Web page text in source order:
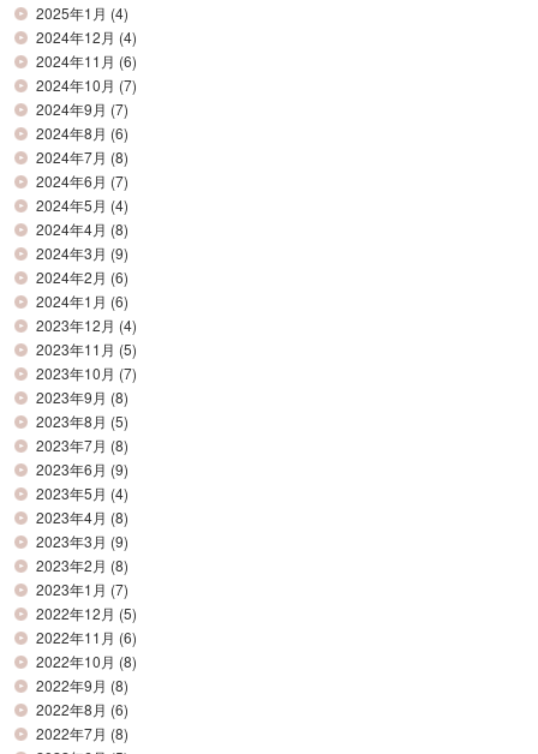
2025年1月 (4)
2024年12月 (4)
2024年11月 (6)
2024年10月 (7)
2024年9月 (7)
2024年8月 (6)
2024年7月 (8)
2024年6月 (7)
2024年5月 (4)
2024年4月 (8)
2024年3月 (9)
2024年2月 (6)
2024年1月 (6)
2023年12月 (4)
2023年11月 (5)
2023年10月 (7)
2023年9月 (8)
2023年8月 (5)
2023年7月 (8)
2023年6月 (9)
2023年5月 (4)
2023年4月 (8)
2023年3月 (9)
2023年2月 (8)
2023年1月 (7)
2022年12月 (5)
2022年11月 (6)
2022年10月 (8)
2022年9月 (8)
2022年8月 (6)
2022年7月 (8)